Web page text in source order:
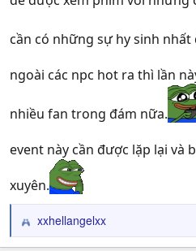
cần có những sự hy sinh nhất
ngoài các npc hot ra thì lần
nhiều fan trong đám nữa.
event này cần được lặp lại và
xuyên.
R
e
xxhellangelxx